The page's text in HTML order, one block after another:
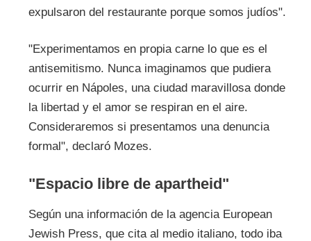
expulsaron del restaurante porque somos judíos".
"Experimentamos en propia carne lo que es el
antisemitismo. Nunca imaginamos que pudiera
ocurrir en Nápoles, una ciudad maravillosa donde
la libertad y el amor se respiran en el aire.
Consideraremos si presentamos una denuncia
formal", declaró Mozes.
"Espacio libre de apartheid"
Según una información de la agencia European
Jewish Press, que cita al medio italiano, todo iba